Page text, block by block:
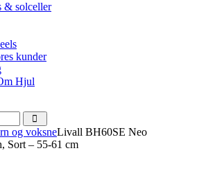
& solceller
kunder
Hjul
og voksneLivall BH60SE Neo
Sort – 55-61 cm